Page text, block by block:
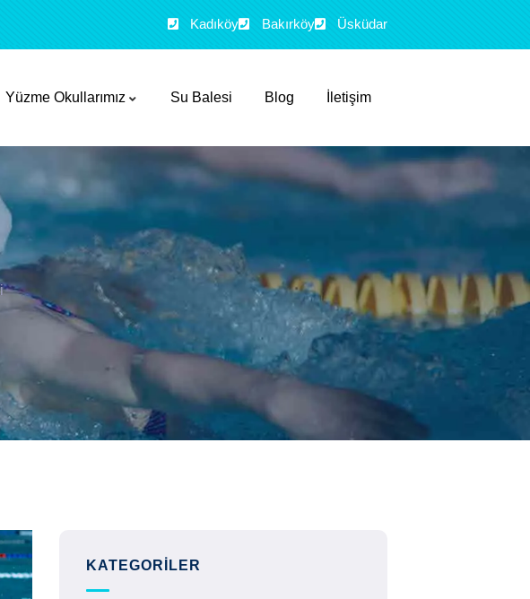
Kadıköy Bakırköy Üsküdar
Yüzme Okullarımız Su Balesi Blog İletişim
KATEGORILER